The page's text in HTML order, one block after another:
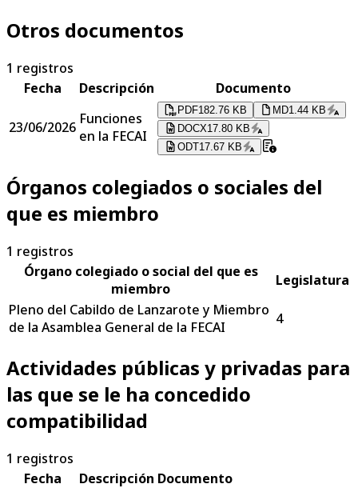
Otros documentos
1 registros
Fecha
Descripción Documento
23/06/2026 Funciones
en la FECAI
PDF182.76 KB MD1.44 KB
DOCX17.80 KB
ODT17.67 KB
Órganos colegiados o sociales del
que es miembro
1 registros
Órgano colegiado o social del que es
miembro
Legislatura
Pleno del Cabildo de Lanzarote y Miembro
de la Asamblea General de la FECAI
4
Actividades públicas y privadas para
las que se le ha concedido
compatibilidad
1 registros
Fecha
Descripción Documento